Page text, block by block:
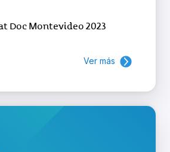
Doc Montevideo 2023
Ver más